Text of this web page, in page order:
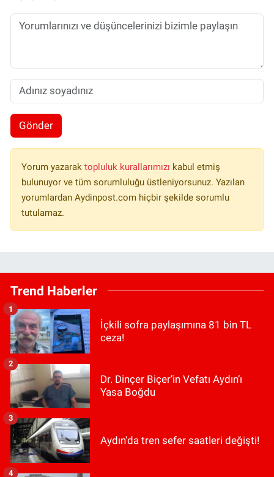
Gönder
Yorum yazarak topluluk kurallarımızı kabul etmiş
bulunuyor ve tüm sorumluluğu üstleniyorsunuz. Yazılan
yorumlardan Aydinpost.com hiçbir şekilde sorumlu
tutulamaz.
Trend Haberler
İçkili sofra paylaşımına 81 bin TL
ceza!
1
Dr. Dinçer Biçer’in Vefatı Aydın’ı
Yasa Boğdu
2
Aydın'da tren sefer saatleri değişti!
3
4